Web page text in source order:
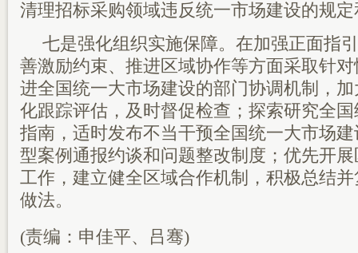
清理招标采购领域违反统一市场建设的规
七是强化组织实施保障。在加强正面指
善激励约束、推进区域协作等方面采取针
进全国统一大市场建设的部门协调机制，
化跟踪评估，及时督促检查；探索研究全
指南，适时发布不当干预全国统一大市场
型案例通报约谈和问题整改制度；优先开
工作，建立健全区域合作机制，积极总结
做法。
(责编：申佳平、吕骞)